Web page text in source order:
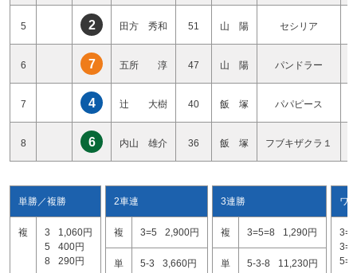
5 2 田方 秀和 51 山 陽 セシリア
6 7 五所 淳 47 山 陽 パンドラー
7 4 辻 大樹 40 飯 塚 パパピース
8 6 内山 雄介 36 飯 塚 フブキザクラ１
単勝／複勝
複 3
1,060円
5
400円
8
290円
2車連
複 3=5 2,900円
単 5-3 3,660円
3連勝
複 3=5=8 1,290円
単 5-3-8 11,230円
ワ
3=5
3=8
5=8